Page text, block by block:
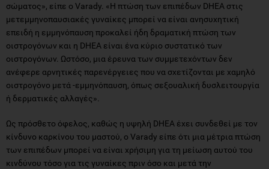
σώματος», είπε ο Varady. «Η πτώση των επιπέδων DHEA στις
μετεμμηνοπαυσιακές γυναίκες μπορεί να είναι ανησυχητική
επειδή η εμμηνόπαυση προκαλεί ήδη δραματική πτώση των
οιστρογόνων και η DHEA είναι ένα κύριο συστατικό των
οιστρογόνων. Ωστόσο, μια έρευνα των συμμετεχόντων δεν
ανέφερε αρνητικές παρενέργειες που να σχετίζονται με χαμηλό
οιστρογόνο μετά -εμμηνόπαυση, όπως σεξουαλική δυσλειτουργία
ή δερματικές αλλαγές».
Ως πρόσθετο όφελος, καθώς η υψηλή DHEA έχει συνδεθεί με τον
κίνδυνο καρκίνου του μαστού, ο Varady είπε ότι μια μέτρια πτώση
των επιπέδων μπορεί να είναι χρήσιμη για τη μείωση αυτού του
κινδύνου τόσο για τις γυναίκες πριν όσο και μετά την